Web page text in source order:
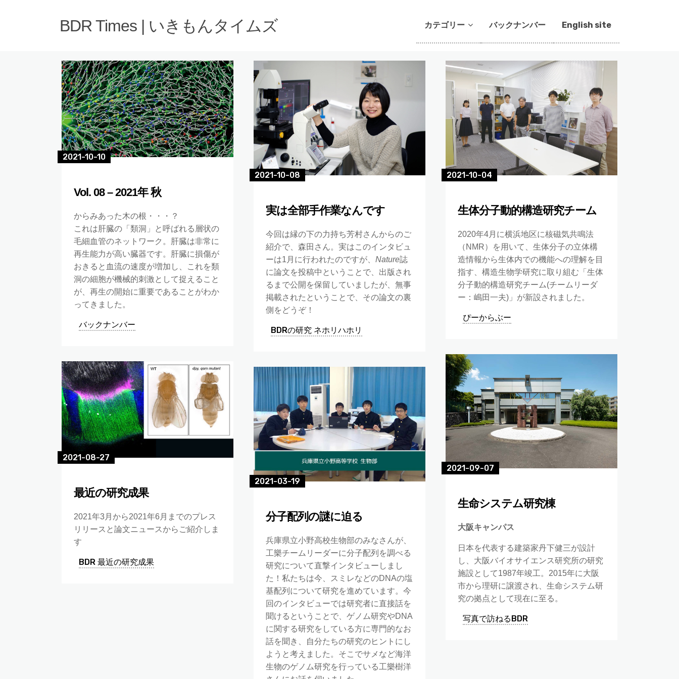
BDR Times | いきもんタイムズ カテゴリー バックナンバー English site
2021-10-10
Vol. 08 – 2021年 秋
からみあった木の根・・・？
これは肝臓の「類洞」と呼ばれる層状の
毛細血管のネットワーク。肝臓は非常に
再生能力が高い臓器です。肝臓に損傷が
おきると血流の速度が増加し、これを類
洞の細胞が機械的刺激として捉えること
が、再生の開始に重要であることがわか
ってきました。
バックナンバー
2021-10-08
実は全部手作業なんです
今回は縁の下の力持ち芳村さんからのご
紹介で、森田さん。実はこのインタビュ
ーは1月に行われたのですが、 Nature誌
に論文を投稿中ということで、出版され
るまで公開を保留していましたが、無事
掲載されたということで、その論文の裏
側をどうぞ！
BDRの研究 ネホリハホリ
2021-10-04
生体分子動的構造研究チーム
2020年4月に横浜地区に核磁気共鳴法
（NMR）を用いて、生体分子の立体構
造情報から生体内での機能への理解を目
指す、構造生物学研究に取り組む「生体
分子動的構造研究チーム(チームリーダ
ー：嶋田一夫)」が新設されました。
ぴーからぶー
2021-09-07
生命システム研究棟
大阪キャンパス
日本を代表する建築家丹下健三が設計
し、大阪バイオサイエンス研究所の研究
施設として1987年竣工。2015年に大阪
市から理研に譲渡され、生命システム研
究の拠点として現在に至る。
写真で訪ねるBDR
2021-08-27
最近の研究成果
2021年3月から2021年6月までのプレス
リリースと論文ニュースからご紹介しま
す
BDR 最近の研究成果
2021-03-19
分子配列の謎に迫る
兵庫県立小野高校生物部のみなさんが、
工樂チームリーダーに分子配列を調べる
研究について直撃インタビューしまし
た！私たちは今、スミレなどのDNAの塩
基配列について研究を進めています。今
回のインタビューでは研究者に直接話を
聞けるということで、ゲノム研究やDNA
に関する研究をしている方に専門的なお
話を聞き、自分たちの研究のヒントにし
ようと考えました。そこでサメなど海洋
生物のゲノム研究を行っている工樂樹洋